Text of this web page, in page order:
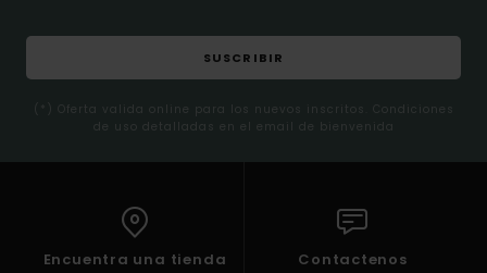
SUSCRIBIR
(*) Oferta valida online para los nuevos inscritos. Condiciones
de uso detalladas en el email de bienvenida
Encuentra una tienda Contactenos